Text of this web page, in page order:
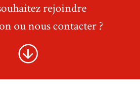
rejoindre
ou nous contacter ?